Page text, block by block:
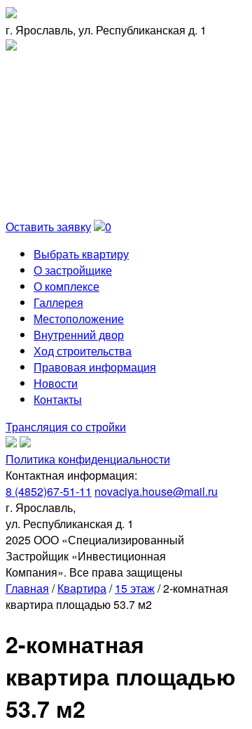
г. Ярославль, ул. Республиканская д. 1
Оставить заявку
0
Выбрать квартиру
О застройщике
О комплексе
Галлерея
Местоположение
Внутренний двор
Ход строительства
Правовая информация
Новости
Контакты
Трансляция со стройки
Политика конфиденциальности
Контактная информация:
8 (4852)67-51-11 novaciya.house@mail.ru
г. Ярославль,
ул. Республиканская д. 1
2025 ООО «Специализированный
Застройщик «Инвестиционная
Компания». Все права защищены
Главная /Квартира/15 этаж/2-комнатная
квартира площадью 53.7 м2
2-комнатная
квартира площадью
53.7 м2